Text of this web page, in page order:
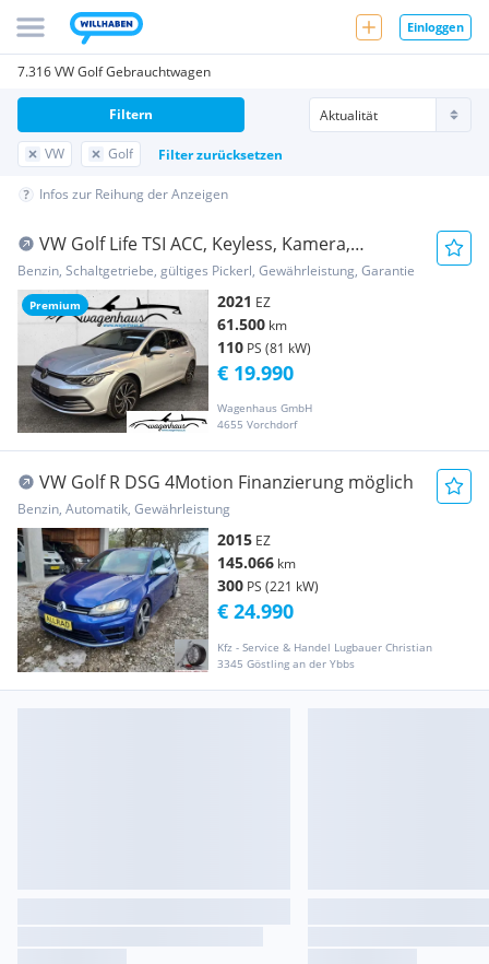
Einloggen
7.316 VW Golf Gebrauchtwagen
VW Golf Filter zurücksetzen
Filtern
Infos zur Reihung der Anzeigen
Premium
VW Golf Life TSI ACC, Keyless, Kamera,
Unlimited-P...
Benzin, Schaltgetriebe, gültiges Pickerl, Gewährleistung, Garantie
2021 EZ
61.500 km
110 PS (81 kW)
Wagenhaus GmbH
4655 Vorchdorf
€ 19.990
VW Golf R DSG 4Motion Finanzierung möglich
Benzin, Automatik, Gewährleistung
2015 EZ
145.066 km
300 PS (221 kW)
Kfz - Service & Handel Lugbauer Christian
3345 Göstling an der Ybbs
€ 24.990